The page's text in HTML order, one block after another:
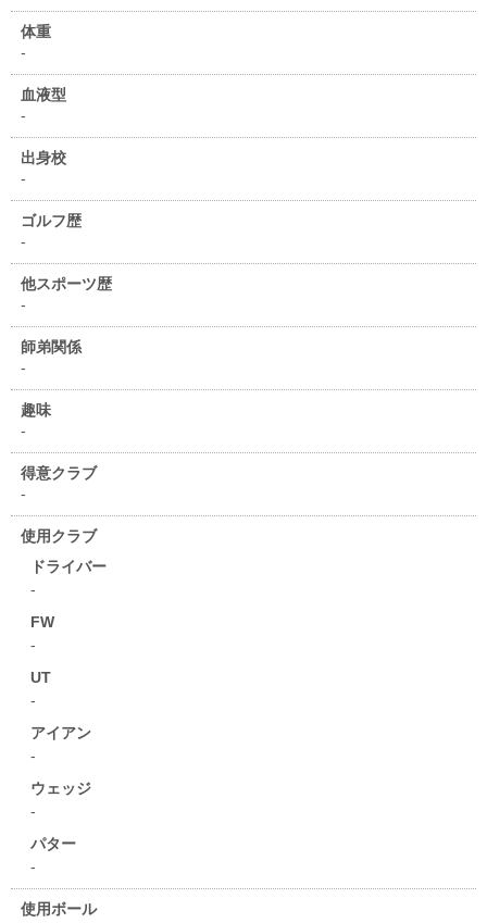
体重
-
血液型
-
出身校
-
ゴルフ歴
-
他スポーツ歴
-
師弟関係
-
趣味
-
得意クラブ
-
使用クラブ
ドライバー
-
FW
-
UT
-
アイアン
-
ウェッジ
-
パター
-
使用ボール